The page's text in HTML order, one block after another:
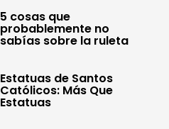
5 cosas que
probablemente no
sabías sobre la ruleta
Estatuas de Santos
Católicos: Más Que
Estatuas